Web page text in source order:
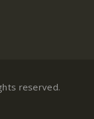
reserved.